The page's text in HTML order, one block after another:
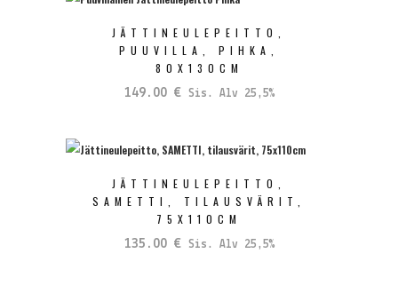
JÄTTINEULEPEITTO,
PUUVILLA, PIHKA,
80X130CM
149.00 € Sis. Alv 25,5%
JÄTTINEULEPEITTO,
SAMETTI, TILAUSVÄRIT,
75X110CM
135.00 € Sis. Alv 25,5%